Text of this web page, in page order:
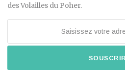
des Volailles du Poher.